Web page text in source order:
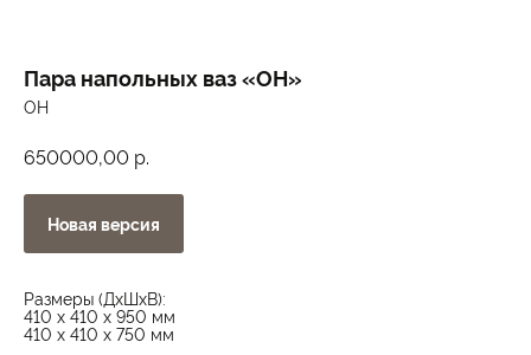
Пара напольных ваз «ОН»
ОН
650000,00 р.
Новая версия
Размеры (ДxШxВ):
410 x 410 x 950 мм
410 x 410 x 750 мм